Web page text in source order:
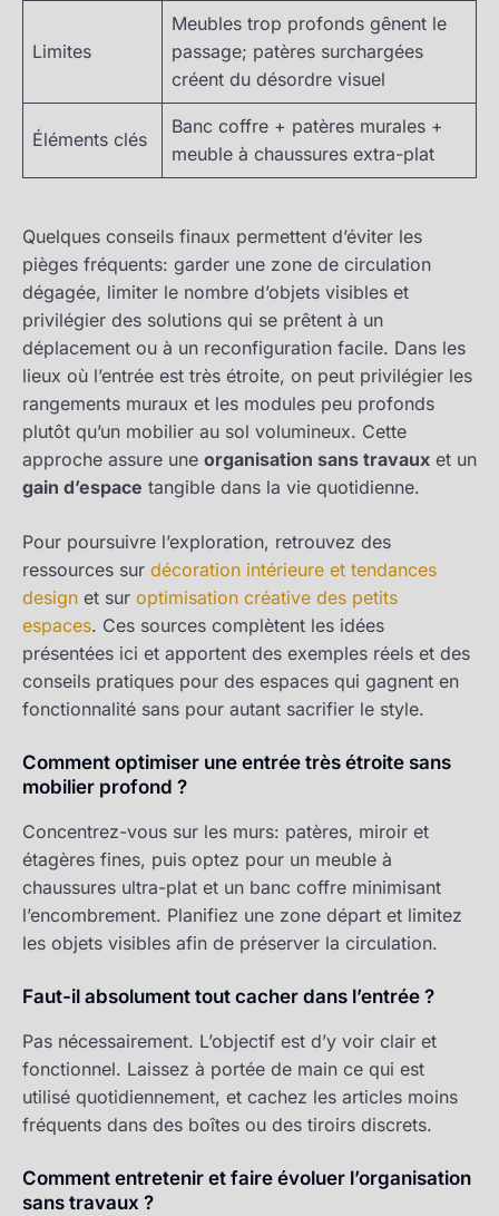
Limites
Meubles trop profonds gênent le
passage; patères surchargées
créent du désordre visuel
Éléments clés
Banc coffre + patères murales +
meuble à chaussures extra-plat
Quelques conseils finaux permettent d’éviter les
pièges fréquents: garder une zone de circulation
dégagée, limiter le nombre d’objets visibles et
privilégier des solutions qui se prêtent à un
déplacement ou à un reconfiguration facile. Dans les
lieux où l’entrée est très étroite, on peut privilégier les
rangements muraux et les modules peu profonds
plutôt qu’un mobilier au sol volumineux. Cette
approche assure une organisation sans travaux et un
gain d’espace tangible dans la vie quotidienne.
Pour poursuivre l’exploration, retrouvez des
ressources sur décoration intérieure et tendances
design et sur optimisation créative des petits
espaces. Ces sources complètent les idées
présentées ici et apportent des exemples réels et des
conseils pratiques pour des espaces qui gagnent en
fonctionnalité sans pour autant sacrifier le style.
Comment optimiser une entrée très étroite sans
mobilier profond ?
Concentrez-vous sur les murs: patères, miroir et
étagères fines, puis optez pour un meuble à
chaussures ultra-plat et un banc coffre minimisant
l’encombrement. Planifiez une zone départ et limitez
les objets visibles afin de préserver la circulation.
Faut-il absolument tout cacher dans l’entrée ?
Pas nécessairement. L’objectif est d’y voir clair et
fonctionnel. Laissez à portée de main ce qui est
utilisé quotidiennement, et cachez les articles moins
fréquents dans des boîtes ou des tiroirs discrets.
Comment entretenir et faire évoluer l’organisation
sans travaux ?